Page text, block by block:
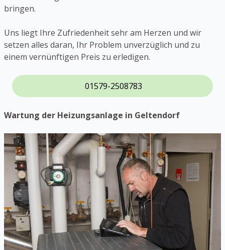
bringen.
Uns liegt Ihre Zufriedenheit sehr am Herzen und wir
setzen alles daran, Ihr Problem unverzüglich und zu
einem vernünftigen Preis zu erledigen.
01579-2508783
Wartung der Heizungsanlage in Geltendorf